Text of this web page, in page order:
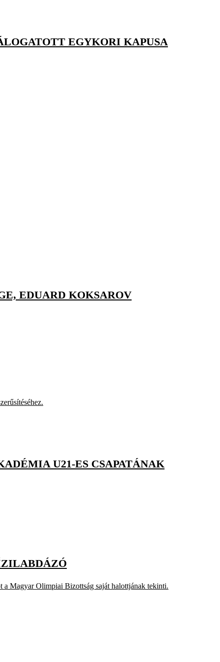
EGYKORI KAPUSA
EDUARD KOKSAROV
U21-ES CSAPATÁNAK
a Magyar Olimpiai Bizottság saját halottjának tekinti.